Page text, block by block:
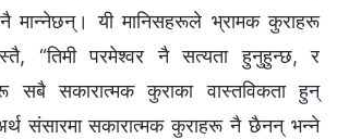
मान्नेछन्। यी मानिसहरूले भ्रामक कुराहरू
“तिमी परमेश्‍वर नै सत्यता हुनुहुन्छ, र
सबै सकारात्मक कुराका वास्तविकता हुन्
संसारमा सकारात्मक कुराहरू नै छैनन् भन्ने